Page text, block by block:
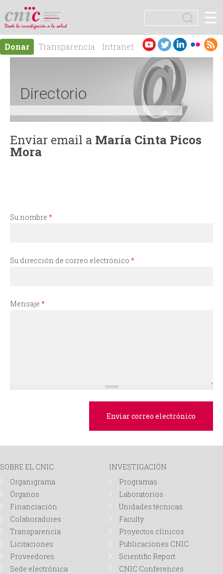
logotipo
En
gli
Es
pa
F
o
r
m
q
u
d
a
u
s
c
a
r
Donar Transparencia
Intranet
Contacto
☰
Directorio
Enviar email a María Cinta Picos
Mora
Su nombre *
Su dirección de correo electrónico *
Mensaje *
SOBRE EL CNIC
Organigrama
Órganos
Financiación
Colaboradores
Transparencia
Licitaciones
Proveedores
Sede electrónica
INVESTIGACIÓN
Programas
Laboratorios
Unidades técnicas
Faculty
Proyectos clínicos
Publicaciones CNIC
Scientific Report
CNIC Conferences